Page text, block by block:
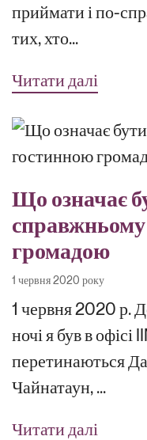
приймати і по-
тих, хто...
Читати далі
Що означає
громадою
1 червня 2020 року
1 червня 2020 р.
ночі я був в офісі
перетинаються
Чайнатаун, ...
Читати далі